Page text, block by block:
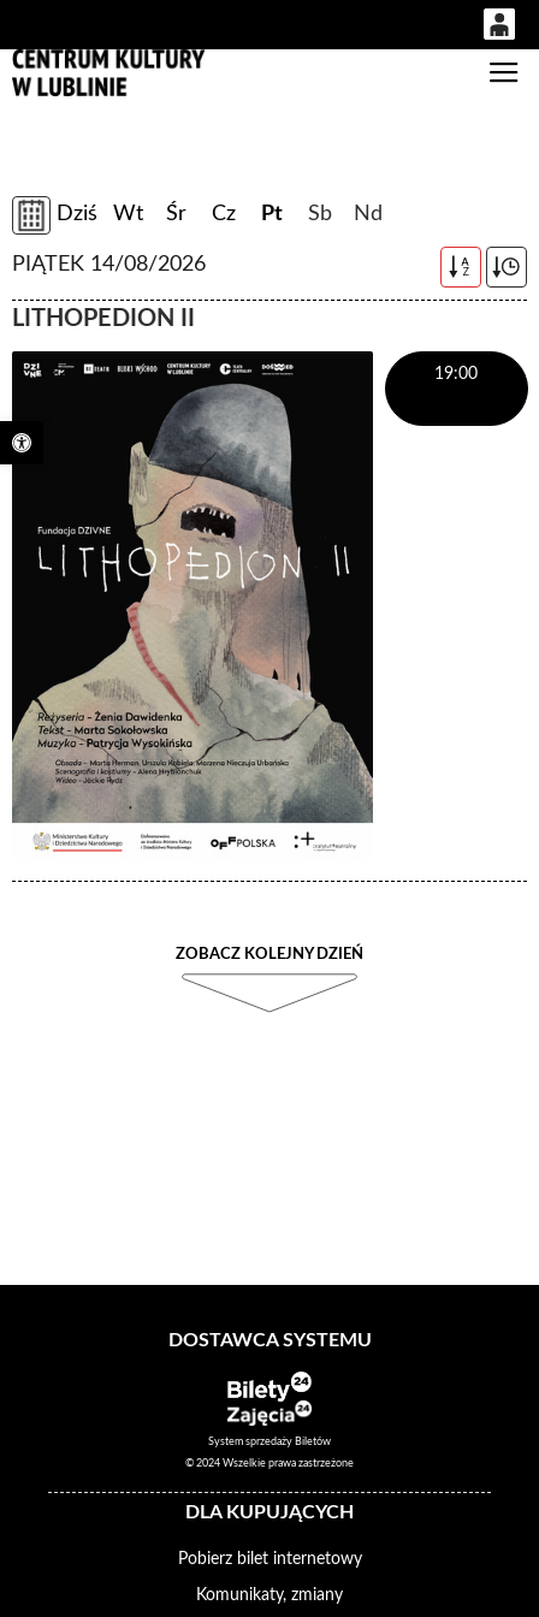
Otwórz pasek narzędzi
0,00
14 53
Dziś Wt Śr Cz Pt Sb Nd
PIĄTEK 14/08/2026 A
Z
LITHOPEDION II
19:00
ZOBACZ KOLEJNY DZIEŃ
DOSTAWCA SYSTEMU
System sprzedaży Biletów
© 2024 Wszelkie prawa zastrzeżone
DLA KUPUJĄCYCH
Pobierz bilet internetowy
Komunikaty, zmiany